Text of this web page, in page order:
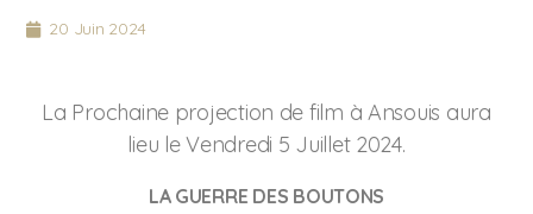
20 Juin 2024
La Prochaine projection de film à Ansouis aura
lieu le Vendredi 5 Juillet 2024.
LA GUERRE DES BOUTONS